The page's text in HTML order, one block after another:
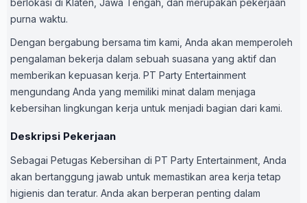
berlokasi di Klaten, Jawa Tengah, dan merupakan pekerjaan
purna waktu.
Dengan bergabung bersama tim kami, Anda akan memperoleh
pengalaman bekerja dalam sebuah suasana yang aktif dan
memberikan kepuasan kerja. PT Party Entertainment
mengundang Anda yang memiliki minat dalam menjaga
kebersihan lingkungan kerja untuk menjadi bagian dari kami.
Deskripsi Pekerjaan
Sebagai Petugas Kebersihan di PT Party Entertainment, Anda
akan bertanggung jawab untuk memastikan area kerja tetap
higienis dan teratur. Anda akan berperan penting dalam